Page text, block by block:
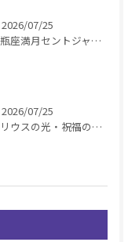
2026/07/25
水瓶座満月セントジャーメインGSVF遠隔お知らせ
2026/07/25
シリウスの光・祝福の波動チャージ遠隔お知らせ〜銀河新年〜